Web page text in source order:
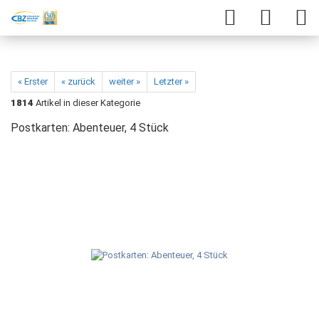
« Erster « zurück weiter »
Letzter »
1814 Artikel in dieser Kategorie
Postkarten: Abenteuer, 4 Stück